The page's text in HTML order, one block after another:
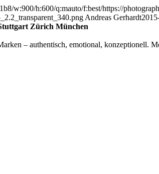
w:900/h:600/q:mauto/f:best/https://
Andreas Gerhardt
Zürich München
– authentisch, emotional, konzeptionell.